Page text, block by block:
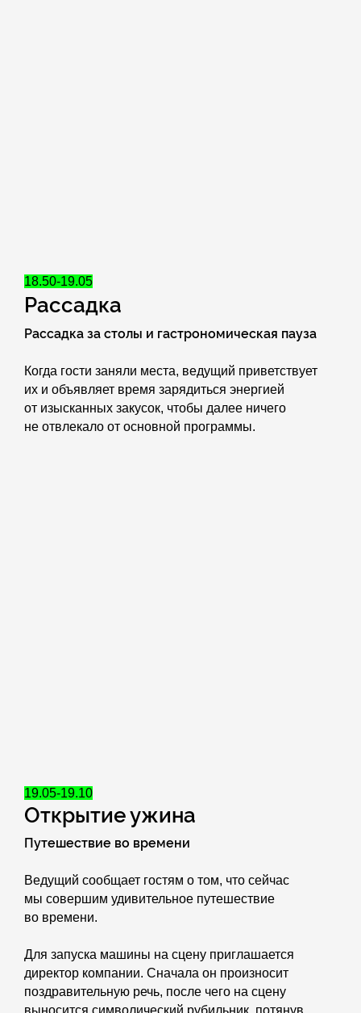
18.50-19.05
Рассадка
Рассадка за столы и гастрономическая пауза
Когда гости заняли места, ведущий приветствует
их и объявляет время зарядиться энергией
от изысканных закусок, чтобы далее ничего
не отвлекало от основной программы.
19.05-19.10
Открытие ужина
Путешествие во времени
Ведущий сообщает гостям о том, что сейчас
мы совершим удивительное путешествие
во времени.
Для запуска машины на сцену приглашается
директор компании. Сначала он произносит
поздравительную речь, после чего на сцену